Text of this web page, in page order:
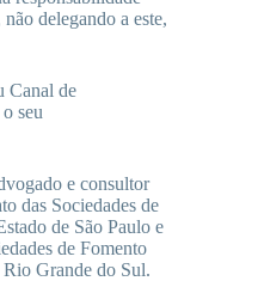
delegando a este,
Canal de
seu
e consultor
das Sociedades de
de São Paulo e
de Fomento
Grande do Sul.